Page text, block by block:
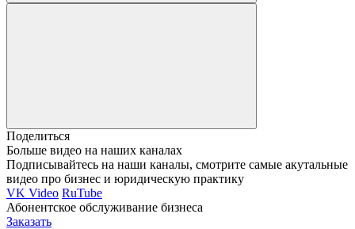
Поделиться
Больше видео на наших каналах
Подписывайтесь на наши каналы, смотрите самые акутальные
видео про бизнес и юридическую практику
VK Video RuTube
Абонентское обслуживание бизнеса
Заказать